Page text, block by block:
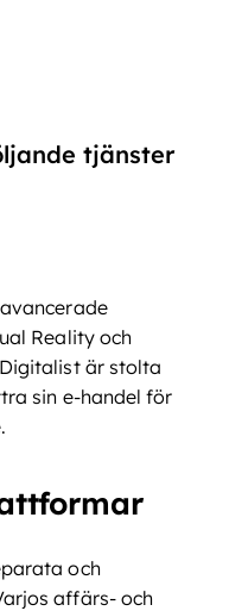
tjänster
Reality och
är stolta
sin e-handel för
och
affärs- och